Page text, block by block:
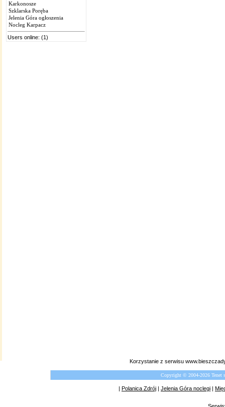
Karkonosze
Szklarska Poręba
Jelenia Góra ogłoszenia
Nocleg Karpacz
Users online: (1)
Korzystanie z serwisu
Copyright © 2004-2026
| Polanica Zdrój | Jelenia Góra noclegi |